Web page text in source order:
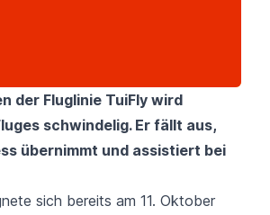
der Fluglinie TuiFly wird
schwindelig. Er fällt aus,
übernimmt und assistiert bei
sich bereits am 11. Oktober